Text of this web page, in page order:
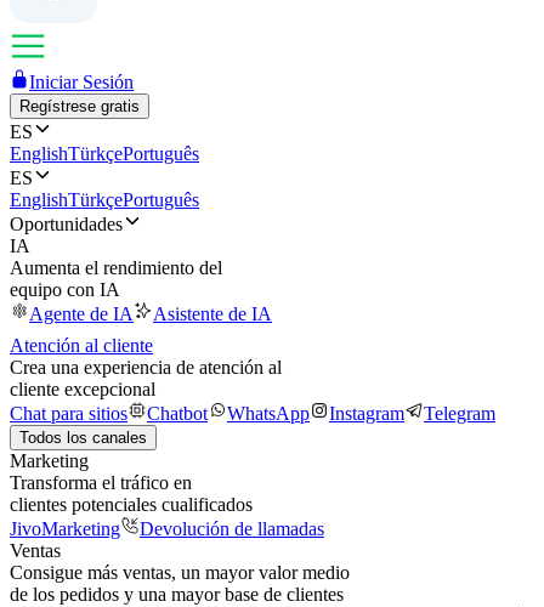
Iniciar Sesión
Regístrese gratis
ES
EnglishTürkçePortuguês
ES
EnglishTürkçePortuguês
Oportunidades
IA
Aumenta el rendimiento del
equipo con IA
Agente de IA
Asistente de IA
Atención al cliente
Crea una experiencia de atención al
cliente excepcional
Chat para sitios
Chatbot WhatsApp Instagram Telegram
Todos los canales
Marketing
Transforma el tráfico en
clientes potenciales cualificados
JivoMarketing
Devolución de llamadas
Ventas
Consigue más ventas, un mayor valor medio
de los pedidos y una mayor base de clientes